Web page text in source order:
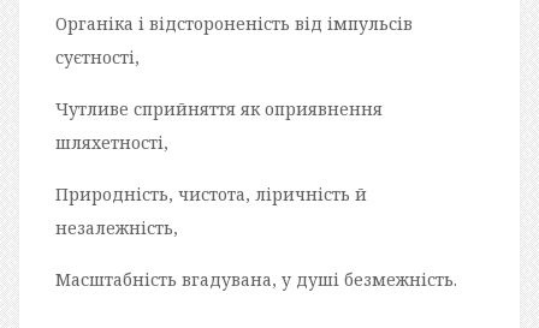
Органіка і відстороненість від імпульсів
суєтності,
Чутливе сприйняття як оприявнення
шляхетності,
Природність, чистота, ліричність й
незалежність,
Масштабність вгадувана, у душі безмежність.